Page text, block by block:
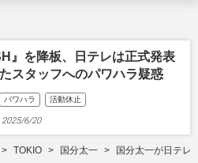
』を降板、日テレは正式発表
スタッフへのパワハラ疑惑
パワハラ 活動休止
2025/6/20
TOKIO 国分太一 国分太一が日テレ